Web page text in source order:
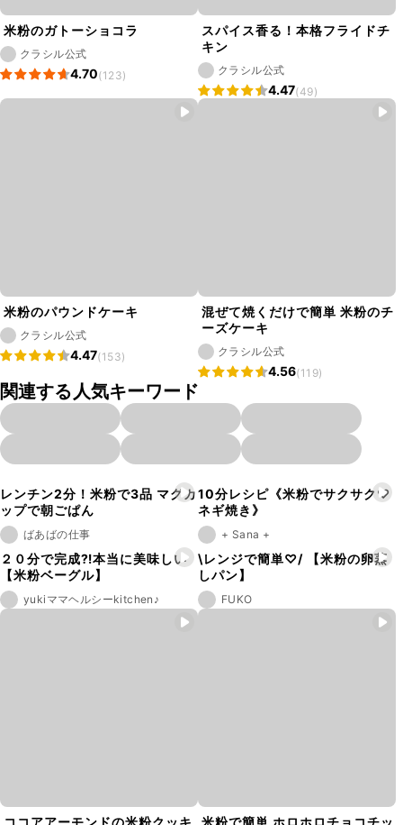
米粉のガトーショコラ
クラシル公式
4.70(123)
スパイス香る！本格フライドチ
キン
クラシル公式
4.47(49)
米粉のパウンドケーキ
クラシル公式
4.47(153)
混ぜて焼くだけで簡単 米粉のチ
ーズケーキ
クラシル公式
4.56(119)
関連する人気キーワード
レンチン2分！米粉で3品 マグカ
ップで朝ごぱん
ばあばの仕事
10分レシピ《米粉でサクサク♡
ネギ焼き》
+ Sana +
２０分で完成⁈本当に美味しい
【米粉ベーグル】
yukiママヘルシーkitchen♪
\レンジで簡単♡/ 【米粉の卵蒸
しパン】
FUKO
ココアアーモンドの米粉クッキ 米粉で簡単 ホロホロチョコチッ